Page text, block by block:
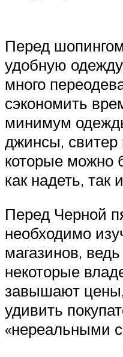
Перед
удобную
много
сэкономить
минимум
джинсы, свитер
которые можно
как надеть, так
Перед Черной
необходимо
магазинов,
некоторые
завышают
удивить
«нереальными